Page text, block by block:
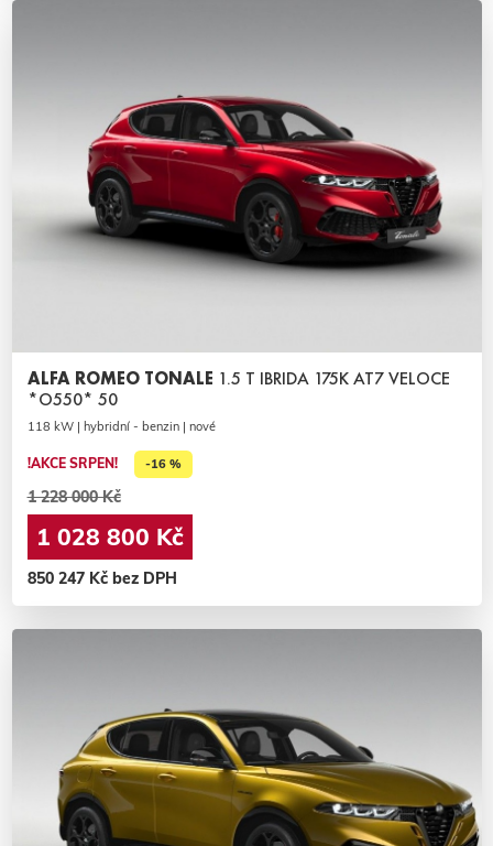
ALFA ROMEO TONALE 1.5 T IBRIDA 175K AT7 VELOCE
*O550* 50
118 kW | hybridní - benzin | nové
!AKCE SRPEN! -16 %
1 228 000 Kč
1 028 800 Kč
850 247 Kč bez DPH